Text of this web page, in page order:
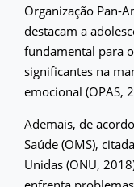
Organização Pan-
destacam a
fundamental para
significantes na
emocional (OPAS,
Ademais, de
Saúde (OMS),
Unidas (ONU,